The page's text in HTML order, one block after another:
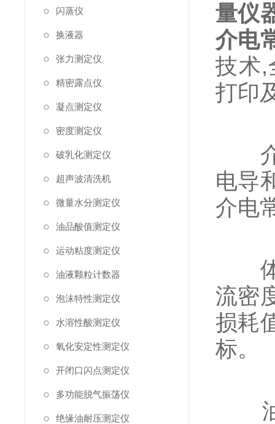
闪蒸仪
换液器
张力测定仪
精密露点仪
凝点测定仪
密度测定仪
破乳化测定仪
超声波清洗机
微量水分测定仪
油品酸值测定仪
运动粘度测定仪
油液颗粒计数器
泡沫特性测定仪
水溶性酸测定仪
氧化安定性测定仪
开闭口闪点测定仪
多功能脱气振荡仪
绝缘油耐压测定仪
量仪
介电
技术,
打印
介
电导
介电
体
流密
损耗
标。
油